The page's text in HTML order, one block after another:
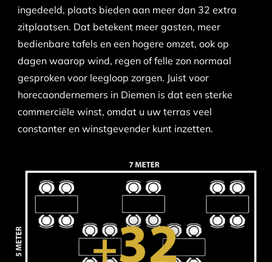
ingedeeld, plaats bieden aan meer dan 32 extra
zitplaatsen. Dat betekent meer gasten, meer
bedienbare tafels en een hogere omzet, ook op
dagen waarop wind, regen of felle zon normaal
gesproken voor leegloop zorgen. Juist voor
horecaondernemers in Diemen is dat een sterke
commerciële winst, omdat u uw terras veel
constanter en winstgevender kunt inzetten.